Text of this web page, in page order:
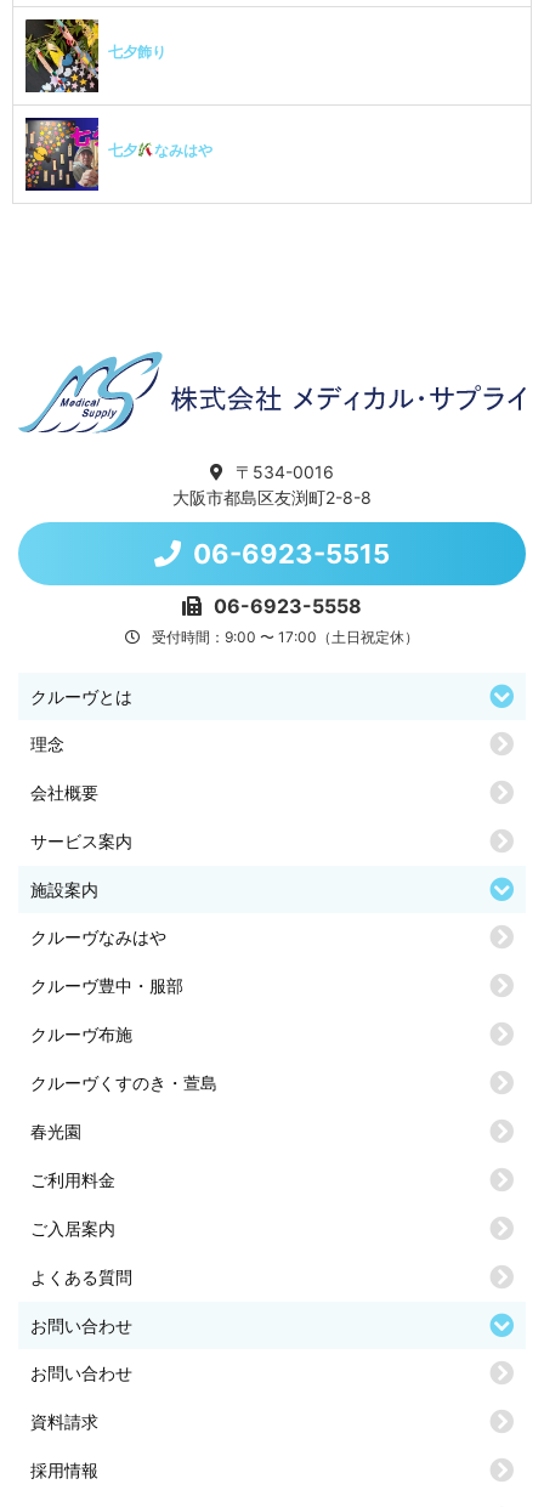
七夕飾り
七夕 なみはや
〒534-0016
大阪市都島区友渕町2-8-8
06-6923-5515
06-6923-5558
受付時間：9:00 〜 17:00（土日祝定休）
クルーヴとは
理念
会社概要
サービス案内
施設案内
クルーヴなみはや
クルーヴ豊中・服部
クルーヴ布施
クルーヴくすのき・萱島
春光園
ご利用料金
ご入居案内
よくある質問
お問い合わせ
お問い合わせ
資料請求
採用情報